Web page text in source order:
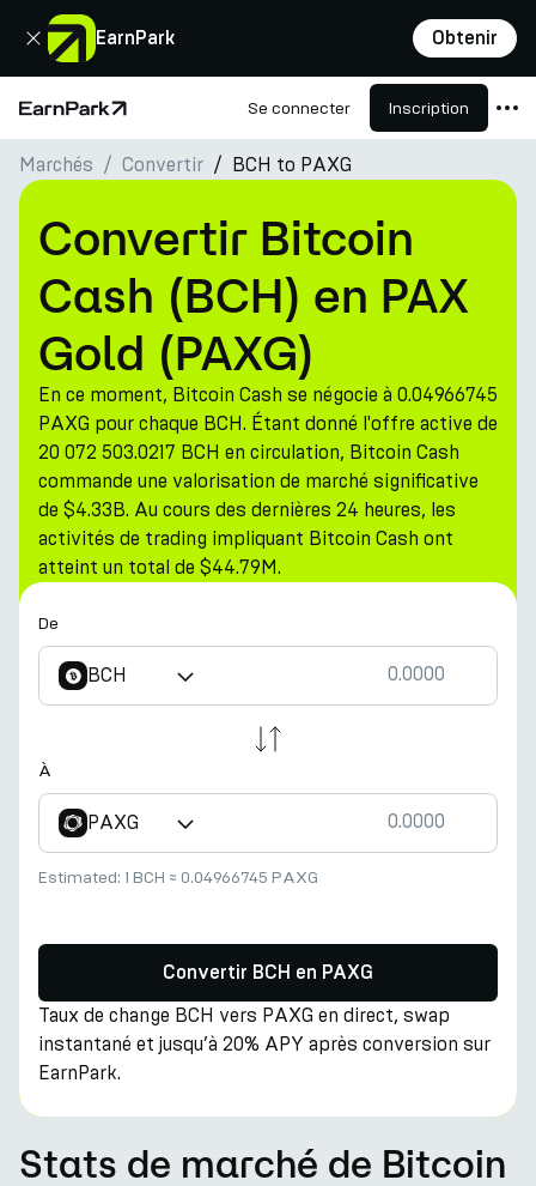
EarnPark Obtenir
Fermer
Page d'accueil Se connecter Inscription
Produits
Marchés
Calculatrices
PARK Token
Ressources
Entreprise
Marchés Convertir BCH to PAXG
Convertir Bitcoin
Cash (BCH) en PAX
Gold (PAXG)
En ce moment, Bitcoin Cash se négocie à 0.04966745
PAXG pour chaque BCH. Étant donné l'offre active de
20 072 503.0217 BCH en circulation, Bitcoin Cash
commande une valorisation de marché significative
de $4.33B. Au cours des dernières 24 heures, les
activités de trading impliquant Bitcoin Cash ont
atteint un total de $44.79M.
De
BCH
À
PAXG
Estimated: 1 BCH ≈ 0.04966745 PAXG
Convertir BCH en PAXG
Taux de change BCH vers PAXG en direct, swap
instantané et jusqu’à 20% APY après conversion sur
EarnPark.
Stats de marché de Bitcoin